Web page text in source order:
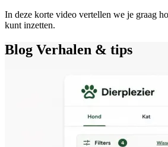
In deze korte video vertellen we je graag
kunt inzetten.
Blog Verhalen & tips